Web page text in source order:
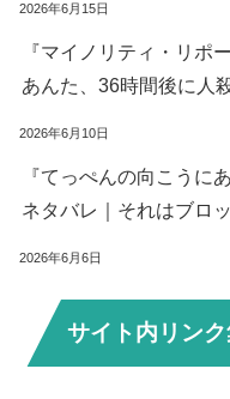
2026年6月15日
『マイノリティ・リポ
あんた、36時間後に人
2026年6月10日
『てっぺんの向こうに
ネタバレ｜それはブロ
2026年6月6日
サイト内リン